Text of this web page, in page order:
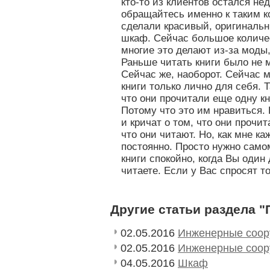
кто-то из клиентов остался
обращайтесь именно к таким
сделали красивый,
шкаф. Сейчас большое
многие это делают из-за
Раньше читать книги было не
Сейчас же, наоборот. Сейчас
книги только лично для себя.
что они прочитали еще одну
Потому что это им
и кричат о том, что они
что они читают. Но, как мне
постоянно. Просто нужно
книги спокойно, когда Вы
читаете. Если у Вас спросят
Другие статьи раздела
02.05.2016 Инженерные
02.05.2016 Инженерные
04.05.2016 Шкаф